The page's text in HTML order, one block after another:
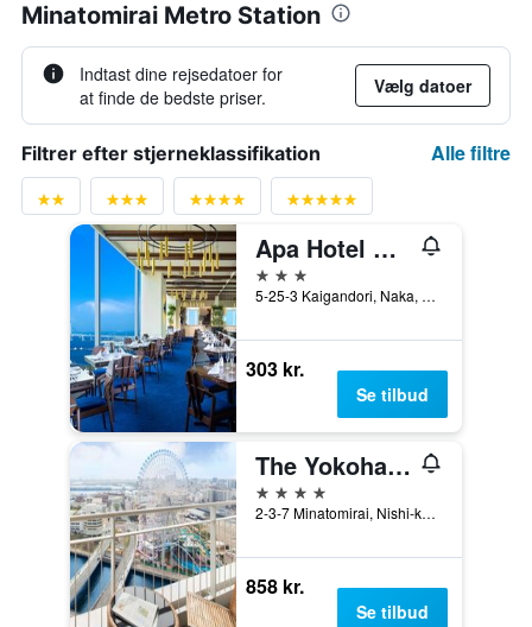
Minatomirai Metro Station
Indtast dine rejsedatoer for
at finde de bedste priser.
Vælg datoer
Filtrer efter stjerneklassifikation Alle filtre
Apa Hotel & Resort Yokohama Bay Tower
3 stjerner
5-25-3 Kaigandori, Naka, Yokohama, Japan
303 kr.
Se tilbud
The Yokohama Bay Hotel Tokyu
4 stjerner
2-3-7 Minatomirai, Nishi-ku, Yokohama, Japan
858 kr.
Se tilbud